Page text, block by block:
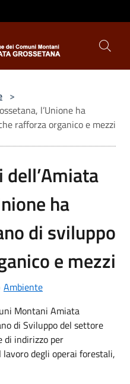
>
l’Unione ha
rafforza organico e mezzi
ha
di sviluppo
e mezzi
Ambiente
Montani Amiata
di Sviluppo del settore
di indirizzo per
degli operai forestali,